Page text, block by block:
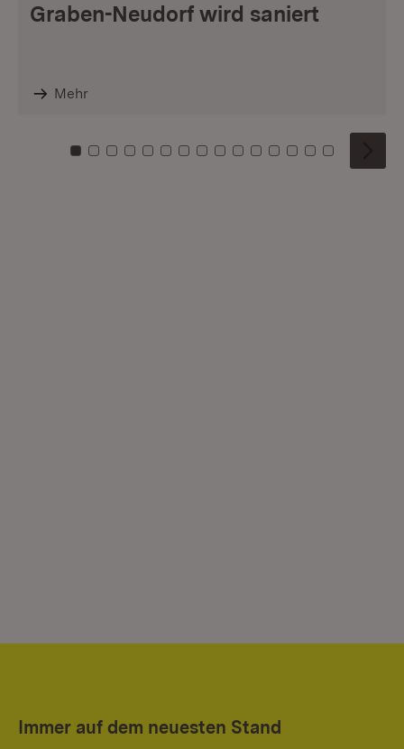
Graben-Neudorf wird saniert
Mehr
Zu Kachel: 0
Zu Kachel: 1
Zu Kachel: 2
Zu Kachel: 3
Zu Kachel: 4
Zu Kachel: 5
Zu Kachel: 6
Zu Kachel: 7
Zu Kachel: 8
Zu Kachel: 9
Zu Kachel: 10
Zu Kachel: 11
Zu Kachel: 12
Zu Kachel:
Zu
Immer auf dem neuesten Stand